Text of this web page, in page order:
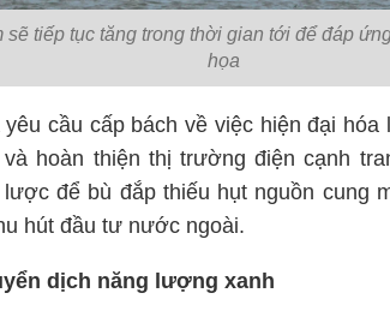
tiếp tục tăng trong thời gian tới để đáp
họa
cầu cấp bách về việc hiện đại
hoàn thiện thị trường điện cạnh
để bù đắp thiếu hụt nguồn cung
hút đầu tư nước ngoài.
dịch năng lượng xanh